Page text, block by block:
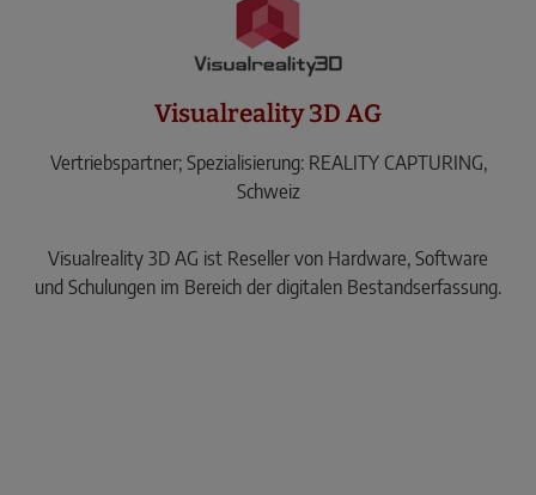
Visualreality 3D AG
Vertriebspartner; Spezialisierung: REALITY CAPTURING,
Schweiz
Visualreality 3D AG ist Reseller von Hardware, Software
und Schulungen im Bereich der digitalen Bestandserfassung.